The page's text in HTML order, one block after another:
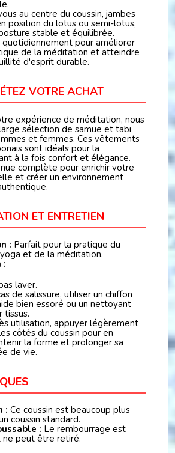
au centre du coussin, jambes
position du lotus ou semi-lotus,
stable et équilibrée.
quotidiennement pour améliorer
de la méditation et atteindre
d'esprit durable.
VOTRE ACHAT
expérience de méditation, nous
sélection de samue et tabi
et femmes. Ces vêtements
sont idéals pour la
à la fois confort et élégance.
complète pour enrichir votre
et créer un environnement
ET ENTRETIEN
: Parfait pour la pratique du
et de la méditation.
:
laver.
de salissure, utiliser un chiffon
bien essoré ou un nettoyant
tissus.
utilisation, appuyer légèrement
côtés du coussin pour en
la forme et prolonger sa
de vie.
: Ce coussin est beaucoup plus
coussin standard.
: Le rembourrage est
peut être retiré.